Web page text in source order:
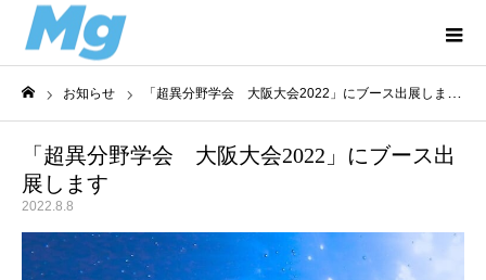
お知らせ 「超異分野学会 大阪大会2022」にブース出展します
「超異分野学会 大阪大会2022」にブース出
展します
2022.8.8